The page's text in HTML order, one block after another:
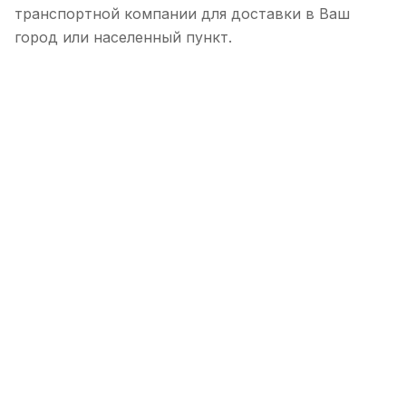
транспортной компании для доставки в Ваш
город или населенный пункт.